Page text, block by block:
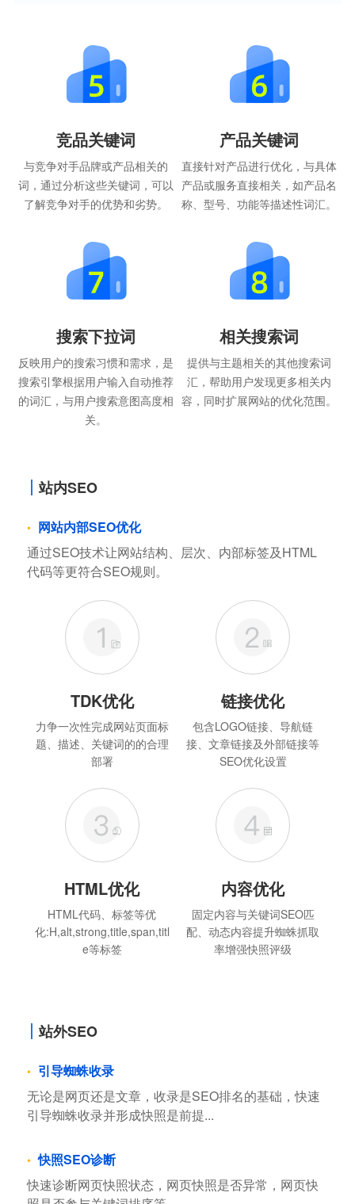
竞品关键词
与竞争对手品牌或产品相关的
词，通过分析这些关键词，可以
了解竞争对手的优势和劣势。
产品关键词
直接针对产品进行优化，与具体
产品或服务直接相关，如产品名
称、型号、功能等描述性词汇。
搜索下拉词
反映用户的搜索习惯和需求，是
搜索引擎根据用户输入自动推荐
的词汇，与用户搜索意图高度相
关。
相关搜索词
提供与主题相关的其他搜索词
汇，帮助用户发现更多相关内
容，同时扩展网站的优化范围。
站内SEO
网站内部SEO优化
通过SEO技术让网站结构、层次、内部标签及HTML
代码等更符合SEO规则。
TDK优化
力争一次性完成网站页面标
题、描述、关键词的的合理
部署
链接优化
包含LOGO链接、导航链
接、文章链接及外部链接等
SEO优化设置
HTML优化
HTML代码、标签等优
化:H,alt,strong,title,span,titl
e等标签
内容优化
固定内容与关键词SEO匹
配、动态内容提升蜘蛛抓取
率增强快照评级
站外SEO
引导蜘蛛收录
无论是网页还是文章，收录是SEO排名的基础，快速
引导蜘蛛收录并形成快照是前提...
快照SEO诊断
快速诊断网页快照状态，网页快照是否异常，网页快